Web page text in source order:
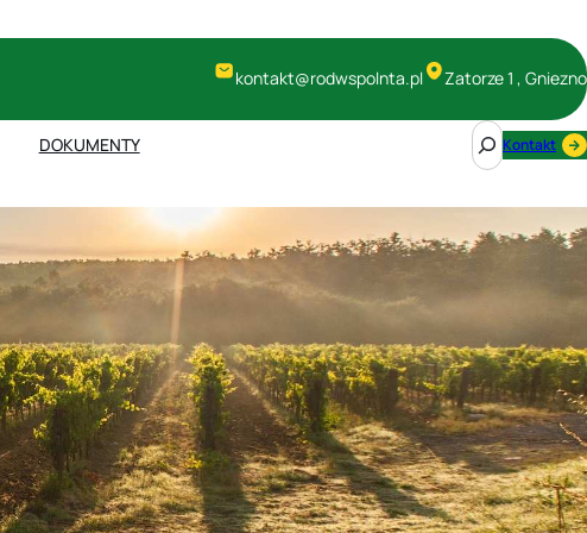
kontakt@rodwspolnta.pl Zatorze 1 , Gniezno
DOKUMENTY
S
e
c
Kontakt